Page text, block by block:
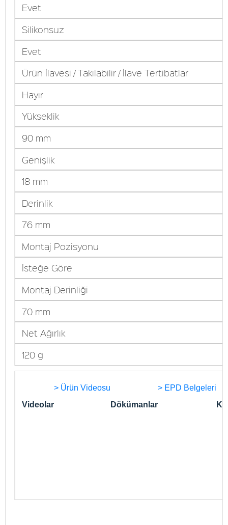
Evet
Silikonsuz
Evet
Ürün İlavesi / Takılabilir / İlave Tertibatlar
Hayır
Yükseklik
90 mm
Genişlik
18 mm
Derinlik
76 mm
Montaj Pozisyonu
İsteğe Göre
Montaj Derinliği
70 mm
Net Ağırlık
120 g
Videolar
> Ürün Videosu
Dökümanlar
> EPD Belgeleri